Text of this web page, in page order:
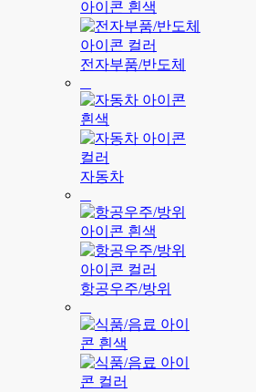
전자부품/반도체
자동차
항공우주/방위